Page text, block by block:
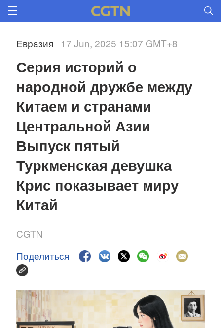
Евразия 17 Jun, 2025 15:07 GMT+8
Серия историй о
народной дружбе между
Китаем и странами
Центральной Азии
Выпуск пятый
Туркменская девушка
Крис показывает миру
Китай
CGTN
Поделиться